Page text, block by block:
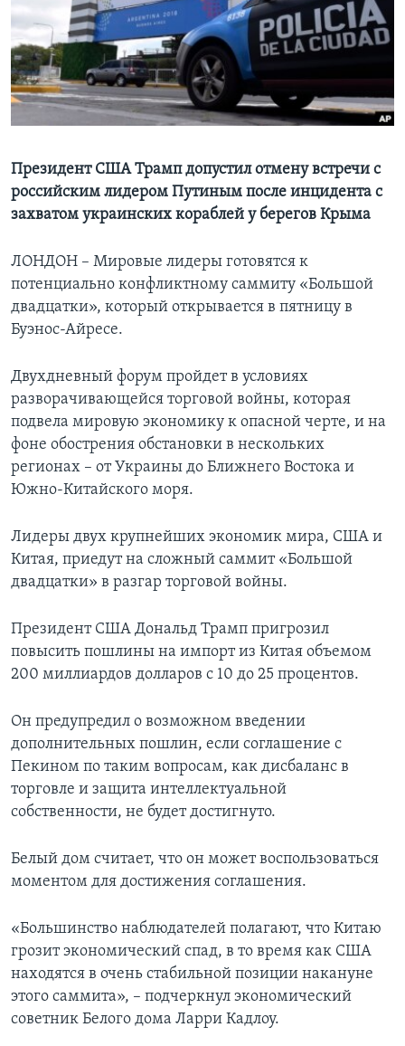
Learning English
СОЦИАЛЬНЫЕ СЕТИ
Языки
Президент США Трамп допустил отмену встречи с
российским лидером Путиным после инцидента с
захватом украинских кораблей у берегов Крыма
ЛОНДОН – Мировые лидеры готовятся к
потенциально конфликтному саммиту «Большой
двадцатки», который открывается в пятницу в
Буэнос-Айресе.
Двухдневный форум пройдет в условиях
разворачивающейся торговой войны, которая
подвела мировую экономику к опасной черте, и на
фоне обострения обстановки в нескольких
регионах – от Украины до Ближнего Востока и
Южно-Китайского моря.
Лидеры двух крупнейших экономик мира, США и
Китая, приедут на сложный саммит «Большой
двадцатки» в разгар торговой войны.
Президент США Дональд Трамп пригрозил
повысить пошлины на импорт из Китая объемом
200 миллиардов долларов с 10 до 25 процентов.
Он предупредил о возможном введении
дополнительных пошлин, если соглашение с
Пекином по таким вопросам, как дисбаланс в
торговле и защита интеллектуальной
собственности, не будет достигнуто.
Белый дом считает, что он может воспользоваться
моментом для достижения соглашения.
«Большинство наблюдателей полагают, что Китаю
грозит экономический спад, в то время как США
находятся в очень стабильной позиции накануне
этого саммита», – подчеркнул экономический
советник Белого дома Ларри Кадлоу.